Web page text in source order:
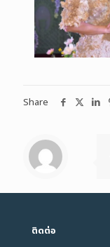
Share
ติดต่อ